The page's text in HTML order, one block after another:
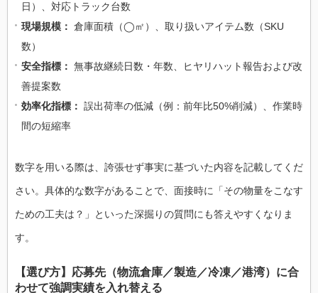
日）、対応トラック台数
現場規模： 倉庫面積（◯㎡）、取り扱いアイテム数（SKU
数）
安全指標： 無事故継続日数・年数、ヒヤリハット報告および改
善提案数
効率化指標： 誤出荷率の低減（例：前年比50%削減）、作業時
間の短縮率
数字を用いる際は、誇張せず事実に基づいた内容を記載してくだ
さい。具体的な数字があることで、面接時に「その物量をこなす
ための工夫は？」といった深掘りの質問にも答えやすくなりま
す。
【選び方】応募先（物流倉庫／製造／冷凍／港湾）に合
わせて強調実績を入れ替える